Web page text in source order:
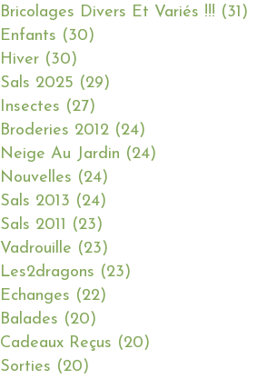
Bricolages Divers Et Variés !!! (31)
Enfants (30)
Hiver (30)
Sals 2025 (29)
Insectes (27)
Broderies 2012 (24)
Neige Au Jardin (24)
Nouvelles (24)
Sals 2013 (24)
Sals 2011
(23)
Vadrouille (23)
Les2dragons (23)
Echanges (22)
Balades (20)
Cadeaux Reçus (20)
Sorties (20)